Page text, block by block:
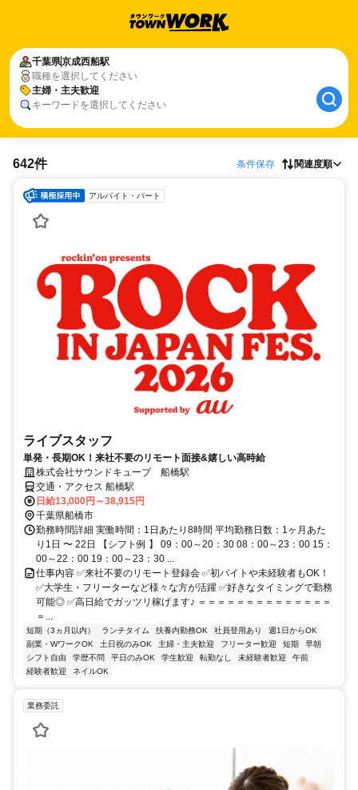
千葉県京成西船駅
職種を選択してください
主婦・主夫歓迎
キーワードを選択してください
642件 条件保存 関連度順
アルバイト・パート
ライブスタッフ
単発・長期OK！来社不要のリモート面接&嬉しい高時給
株式会社サウンドキューブ 船橋駅
交通・アクセス 船橋駅
日給13,000円～38,915円
千葉県船橋市
勤務時間詳細 実働時間：1日あたり8時間 平均勤務日数：1ヶ月あた
り1日 〜 22日 【シフト例 】 09：00～20：30 08：00～23：00 15：
00～22：00 19：00～23：30 ...
仕事内容 ✅来社不要のリモート登録会 ✅初バイトや未経験者もOK！
✅大学生・フリーターなど様々な方が活躍 ✅好きなタイミングで勤務
可能◎ ✅高日給でガッツリ稼げます♪ ＝＝＝＝＝＝＝＝＝＝＝＝＝＝
＝...
短期（3ヵ月以内） ランチタイム 扶養内勤務OK 社員登用あり
週1日からOK
副業・WワークOK
土日祝のみOK 主婦・主夫歓迎 フリーター歓迎 短期
早朝
シフト自由
学歴不問 平日のみOK 学生歓迎 転勤なし 未経験者歓迎
午前
経験者歓迎
ネイルOK
業務委託